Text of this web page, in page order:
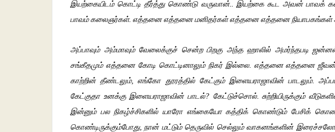
இயற்கையிடம் கொட்டி தீர்த்து கொண்டு வருவான்.. இயற்கை கூட அவன் பாவக்
பாவம் கலைஞர்கள். எத்தனை எத்தனை மனிதர்கள் எத்தனை எத்தனை
அப்பாவும் அம்மாவும் வேலைக்குச் சென்ற பிறகு அந்த ஹாலில் அமர்ந்தபடி
சங்கீதமும் எத்தனை கோடி கொட்டினாலும் நிகர் இல்லை. எத்தனை எத்தனை
காற்றின் தீண்டலும், எங்கோ தூரத்தில் கேட்கும் இளையராஜாவின் பாடலும்.
கேட்குதா உனக்கு இளையராஜாவின் பாடல்? கேட்டுச்சொல். சுற்றியிருக்கும்
இன்னும் பல நிகழ்ச்சிகளில் யாரோ எங்கையோ கத்திக் கொண்டும் பேசிக்
கொண்டிருக்கும்போது, நான் மட்டும் தெருவில் செல்லும் வாகனங்களின்